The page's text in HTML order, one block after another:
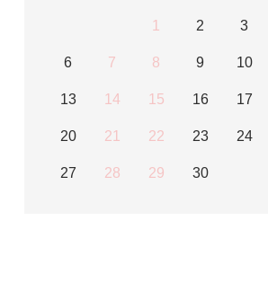
1 2 3
6 7 8 9 10
13 14 15 16 17
20 21 22 23 24
27 28 29 30